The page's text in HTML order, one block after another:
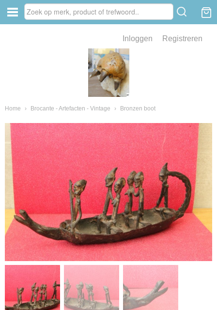
Inloggen Registreren
Home › Brocante - Artefacten - Vintage › Bronzen boot
van fossielen en mineralen